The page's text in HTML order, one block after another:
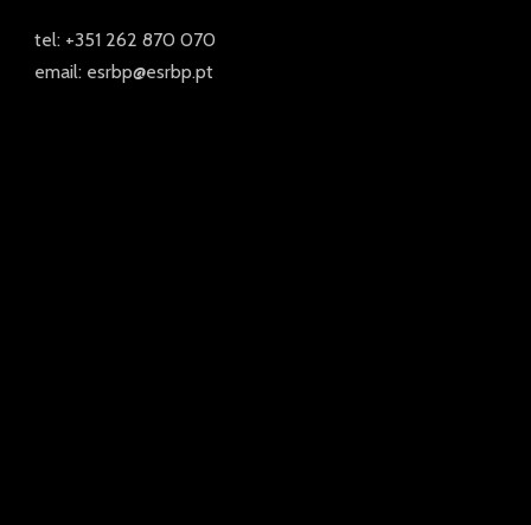
tel: +351 262 870 070
email: esrbp@esrbp.pt